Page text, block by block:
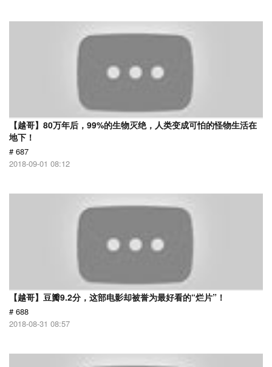
【越哥】80万年后，99%的生物灭绝，人类变成可怕的怪物生活在
地下！
# 687
2018-09-01 08:12
【越哥】豆瓣9.2分，这部电影却被誉为最好看的“烂片”！
# 688
2018-08-31 08:57